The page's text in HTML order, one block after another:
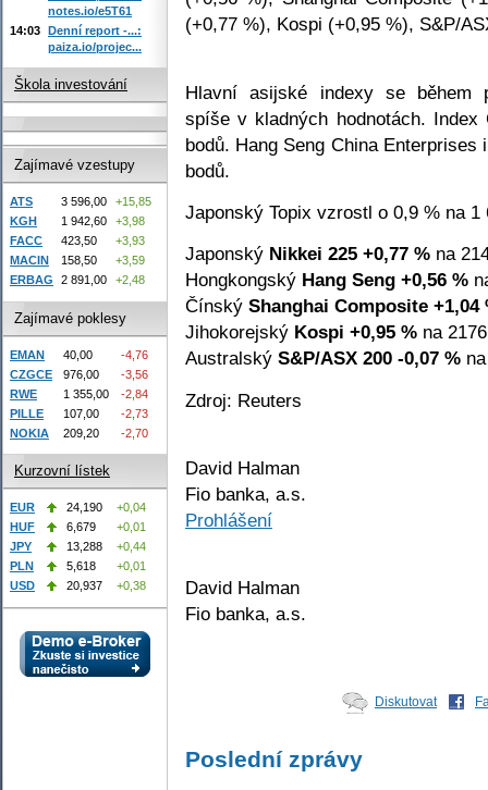
(+0,77 %), Kospi (+0,95 %), S&P/
Hlavní asijské indexy se během
spíše v kladných hodnotách.
bodů. Hang Seng China
bodů.
Japonský Topix vzrostl o 0,9 % na 1
Japonský Nikkei 225 +0,77 % na
Hongkongský Hang Seng +0,56 %
Čínský Shanghai Composite +1,04
Jihokorejský Kospi +0,95 % na
Australský S&P/ASX 200 -0,07 %
Zdroj: Reuters
David Halman
Fio banka, a.s.
Prohlášení
David Halman
Fio banka, a.s.
Diskutovat
Poslední zprávy
notes.io/e5T61
14:03 Denní report -...:
paiza.io/projec...
Škola investování
Zajímavé vzestupy
ATS 3 596,00
+15,85
KGH
1 942,60
+3,98
FACC
423,50
+3,93
MACIN
158,50
+3,59
ERBAG
2 891,00 +2,48
Zajímavé poklesy
EMAN 40,00
-4,76
CZGCE
976,00
-3,56
RWE
1 355,00
-2,84
PILLE
107,00
-2,73
NOKIA
209,20 -2,70
Kurzovní lístek
EUR 24,190
+0,04
HUF
6,679
+0,01
JPY
13,288
+0,44
PLN
5,618
+0,01
USD
20,937 +0,38